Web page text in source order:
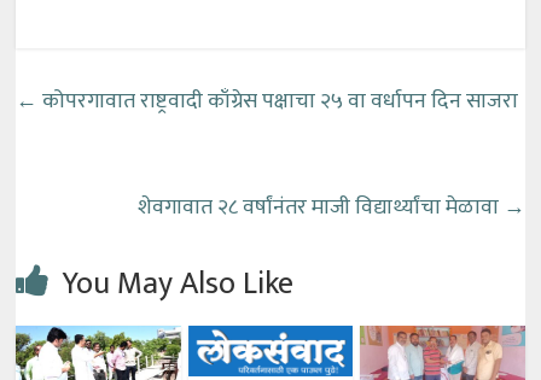
← कोपरगावात राष्ट्रवादी काँग्रेस पक्षाचा २५ वा वर्धापन दिन साजरा
शेवगावात २८ वर्षांनंतर माजी विद्यार्थ्यांचा मेळावा →
You May Also Like